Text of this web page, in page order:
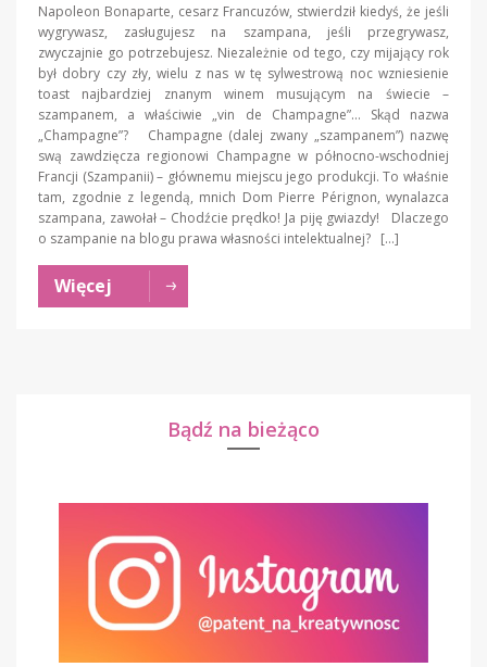
Napoleon Bonaparte, cesarz Francuzów, stwierdził kiedyś, że jeśli
wygrywasz, zasługujesz na szampana, jeśli przegrywasz,
zwyczajnie go potrzebujesz. Niezależnie od tego, czy mijający rok
był dobry czy zły, wielu z nas w tę sylwestrową noc wzniesienie
toast najbardziej znanym winem musującym na świecie –
szampanem, a właściwie „vin de Champagne”… Skąd nazwa
„Champagne”? Champagne (dalej zwany „szampanem”) nazwę
swą zawdzięcza regionowi Champagne w północno-wschodniej
Francji (Szampanii) – głównemu miejscu jego produkcji. To właśnie
tam, zgodnie z legendą, mnich Dom Pierre Pérignon, wynalazca
szampana, zawołał – Chodźcie prędko! Ja piję gwiazdy! Dlaczego
o szampanie na blogu prawa własności intelektualnej? […]
Więcej
Bądź na bieżąco